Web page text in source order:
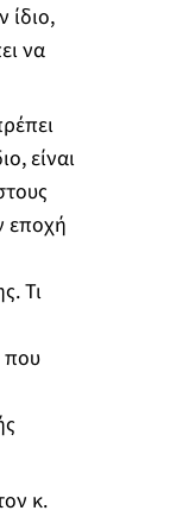
ίδιο,
να
είναι
εποχή
Τι
που
κ.